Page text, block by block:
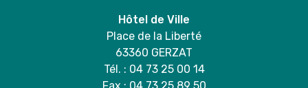
Hôtel de Ville
Place de la Liberté
63360 GERZAT
Tél. : 04 73 25 00 14